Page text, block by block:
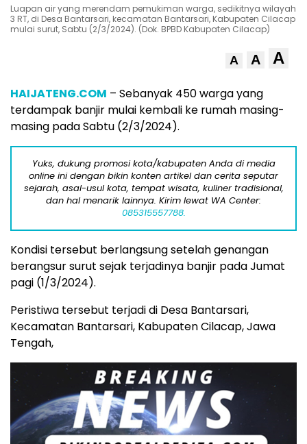
Luapan air yang merendam pemukiman warga, sedikitnya wilayah
3 RT, di Desa Bantarsari, kecamatan Bantarsari, Kabupaten Cilacap
mulai surut, Sabtu (2/3/2024). (Dok. BPBD Kabupaten Cilacap)
A A A
HAIJATENG.COM – Sebanyak 450 warga yang
terdampak banjir mulai kembali ke rumah masing-
masing pada Sabtu (2/3/2024).
Yuks, dukung promosi kota/kabupaten Anda di media
online ini dengan bikin konten artikel dan cerita seputar
sejarah, asal-usul kota, tempat wisata, kuliner tradisional,
dan hal menarik lainnya. Kirim lewat WA Center:
085315557788.
Kondisi tersebut berlangsung setelah genangan
berangsur surut sejak terjadinya banjir pada Jumat
pagi (1/3/2024).
Peristiwa tersebut terjadi di Desa Bantarsari,
Kecamatan Bantarsari, Kabupaten Cilacap, Jawa
Tengah,